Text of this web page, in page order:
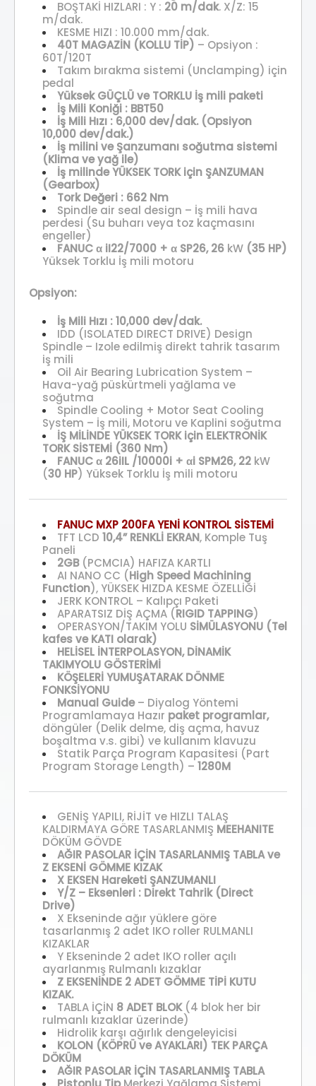
BOŞTAKİ HIZLARI : Y : 20 m/dak. X/Z: 15
m/dak.
KESME HIZI : 10.000 mm/dak.
40T MAGAZİN (KOLLU TİP) – Opsiyon :
60T/120T
Takım bırakma sistemi (Unclamping) için
pedal
Yüksek GÜÇLÜ ve TORKLU İş mili paketi
İş Mili Koniği : BBT50
İş Mili Hızı : 6,000 dev/dak. (Opsiyon
10,000 dev/dak.)
İş milini ve Şanzumanı soğutma sistemi
(Klima ve yağ ile)
İş milinde YÜKSEK TORK için ŞANZUMAN
(Gearbox)
Tork Değeri : 662 Nm
Spindle air seal design – İş mili hava
perdesi (Su buharı veya toz kaçmasını
engeller)
FANUC α iI22/7000 + α SP26, 26 kW (35 HP)
Yüksek Torklu İş mili motoru
Opsiyon:
İş Mili Hızı : 10,000 dev/dak.
IDD (ISOLATED DIRECT DRIVE) Design
Spindle – Izole edilmiş direkt tahrik tasarım
iş mili
Oil Air Bearing Lubrication System –
Hava-yağ püskürtmeli yağlama ve
soğutma
Spindle Cooling + Motor Seat Cooling
System – İş mili, Motoru ve Kaplini soğutma
İŞ MİLİNDE YÜKSEK TORK için ELEKTRONİK
TORK SİSTEMİ (360 Nm)
FANUC α 26iIL /10000i + αi SPM26, 22 kW
(30 HP) Yüksek Torklu İş mili motoru
FANUC MXP 200FA YENİ KONTROL SİSTEMİ
TFT LCD 10,4” RENKLİ EKRAN, Komple Tuş
Paneli
2GB(PCMCIA) HAFIZA KARTLI
AI NANO CC (High Speed Machining
Function), YÜKSEK HIZDA KESME ÖZELLİĞİ
JERK KONTROL – Kalıpçı Paketi
APARATSIZ DİŞ AÇMA (RIGID TAPPING)
OPERASYON/TAKIM YOLU SİMÜLASYONU (Tel
kafes ve KATI olarak)
HELİSEL İNTERPOLASYON, DİNAMİK
TAKIMYOLU GÖSTERİMİ
KÖŞELERİ YUMUŞATARAK DÖNME
FONKSİYONU
Manual Guide– Diyalog Yöntemi
Programlamaya Hazır paket programlar,
döngüler (Delik delme, diş açma, havuz
boşaltma v.s. gibi) ve kullanım klavuzu
Statik Parça Program Kapasitesi (Part
Program Storage Length) – 1280M
GENİŞ YAPILI, RİJİT ve HIZLI TALAŞ
KALDIRMAYA GÖRE TASARLANMIŞ MEEHANITE
DÖKÜM GÖVDE
AĞIR PASOLAR İÇİN TASARLANMIŞ TABLA ve
Z EKSENİ GÖMME KIZAK
X EKSEN Hareketi ŞANZUMANLI
Y/Z – Eksenleri : Direkt Tahrik (Direct
Drive)
X Ekseninde ağır yüklere göre
tasarlanmış 2 adet IKO roller RULMANLI
KIZAKLAR
Y Ekseninde 2 adet IKO roller açılı
ayarlanmış Rulmanlı kızaklar
Z EKSENİNDE 2 ADET GÖMME TİPİ KUTU
KIZAK.
TABLA İÇİN 8 ADET BLOK(4 blok her bir
rulmanlı kızaklar üzerinde)
Hidrolik karşı ağırlık dengeleyicisi
KOLON (KÖPRÜ ve AYAKLARI) TEK PARÇA
DÖKÜM
AĞIR PASOLAR İÇİN TASARLANMIŞ TABLA